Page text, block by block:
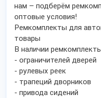
нам – подберём
оптовые условия!
Ремкомплекты для
товары
В наличии
- ограничителей дверей
- рулевых реек
- трапеций дворников
- привода сидений